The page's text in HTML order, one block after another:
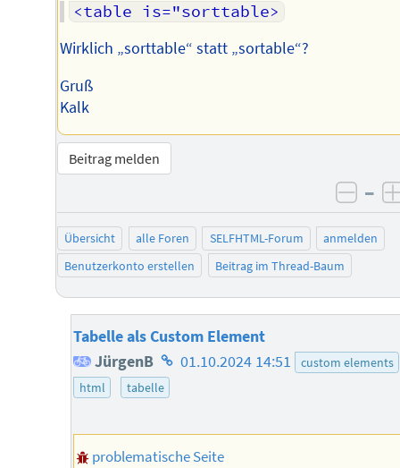
<table is="sorttable>
Wirklich „sorttable“ statt „sortable“?
Gruß
Kalk
Beitrag melden
–
Übersicht alle Foren SELFHTML-Forum
anmelden
Benutzerkonto erstellen
Beitrag im Thread-Baum
Tabelle als Custom Element
JürgenB Homepage
des
01.10.2024 14:51
custom elements
html
tabelle
problematische Seite